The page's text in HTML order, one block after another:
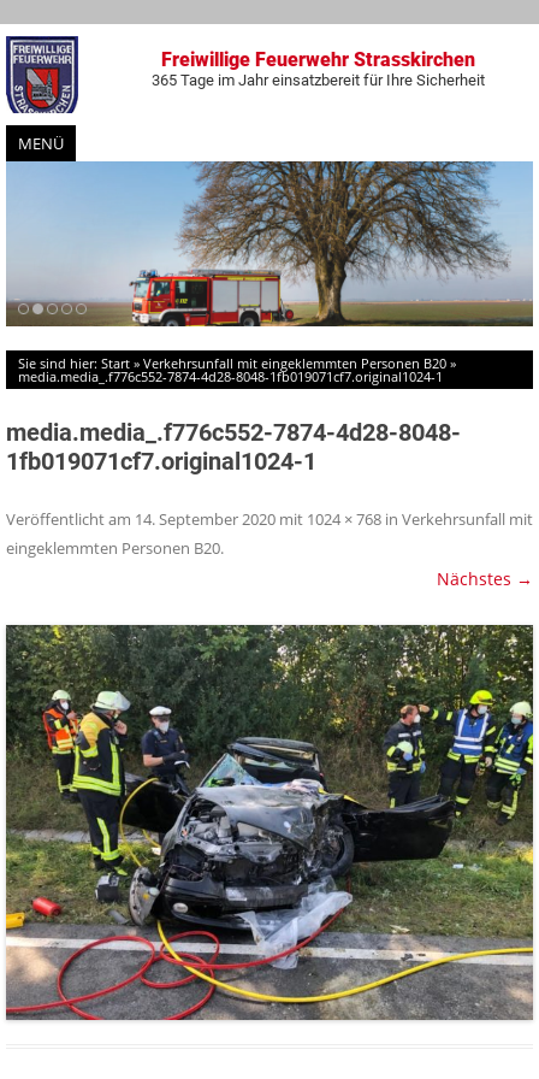
Freiwillige Feuerwehr Strasskirchen
365 Tage im Jahr einsatzbereit für Ihre Sicherheit
MENÜ
Zum
Inhalt
springen
Sie sind hier: Start » Verkehrsunfall mit eingeklemmten Personen B20 »
media.media_.f776c552-7874-4d28-8048-1fb019071cf7.original1024-1
media.media_.f776c552-7874-4d28-8048-
1fb019071cf7.original1024-1
Veröffentlicht am 14. September 2020 mit 1024 × 768 in Verkehrsunfall mit
eingeklemmten Personen B20.
Nächstes →